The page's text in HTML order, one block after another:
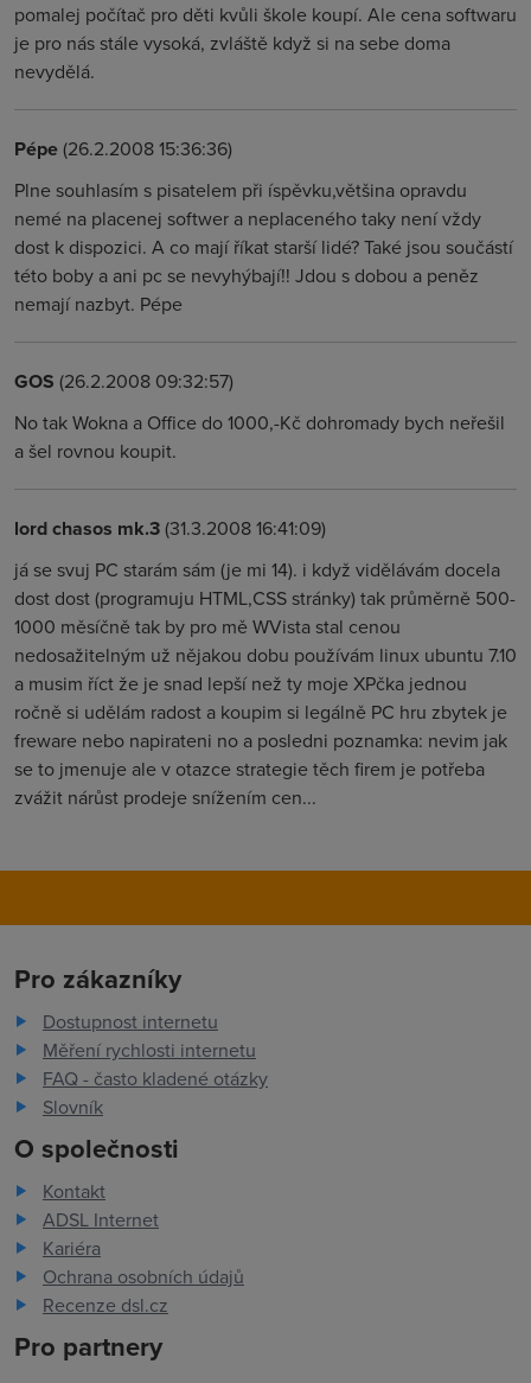
pomalej počítač pro děti kvůli škole koupí. Ale cena softwaru
je pro nás stále vysoká, zvláště když si na sebe doma
nevydělá.
Pépe(26.2.2008 15:36:36)
Plne souhlasím s pisatelem při íspěvku,většina opravdu
nemé na placenej softwer a neplaceného taky není vždy
dost k dispozici. A co mají říkat starší lidé? Také jsou součástí
této boby a ani pc se nevyhýbají!! Jdou s dobou a peněz
nemají nazbyt. Pépe
GOS (26.2.2008 09:32:57)
No tak Wokna a Office do 1000,-Kč dohromady bych neřešil
a šel rovnou koupit.
lord chasos mk.3(31.3.2008 16:41:09)
já se svuj PC starám sám (je mi 14). i když vidělávám docela
dost dost (programuju HTML,CSS stránky) tak průměrně 500-
1000 měsíčně tak by pro mě WVista stal cenou
nedosažitelným už nějakou dobu používám linux ubuntu 7.10
a musim říct že je snad lepší než ty moje XPčka jednou
ročně si udělám radost a koupim si legálně PC hru zbytek je
freware nebo napirateni no a posledni poznamka: nevim jak
se to jmenuje ale v otazce strategie těch firem je potřeba
zvážit nárůst prodeje snížením cen...
Pro zákazníky
Dostupnost internetu
Měření rychlosti internetu
FAQ - často kladené otázky
Slovník
O společnosti
Kontakt
ADSL Internet
Kariéra
Ochrana osobních údajů
Recenze dsl.cz
Pro partnery